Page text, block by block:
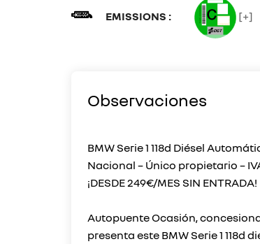
EMISSIONS : [+]
Observaciones
BMW Serie 1 118d Diésel
Nacional – Único propietario –
¡DESDE 249€/MES SIN ENTRADA!
Autopuente Ocasión,
presenta este BMW Serie 1 118d